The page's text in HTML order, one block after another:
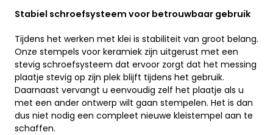
Stabiel schroefsysteem voor betrouwbaar gebruik
Tijdens het werken met klei is stabiliteit van groot belang.
Onze stempels voor keramiek zijn uitgerust met een
stevig schroefsysteem dat ervoor zorgt dat het messing
plaatje stevig op zijn plek blijft tijdens het gebruik.
Daarnaast vervangt u eenvoudig zelf het plaatje als u
met een ander ontwerp wilt gaan stempelen. Het is dan
dus niet nodig een compleet nieuwe kleistempel aan te
schaffen.